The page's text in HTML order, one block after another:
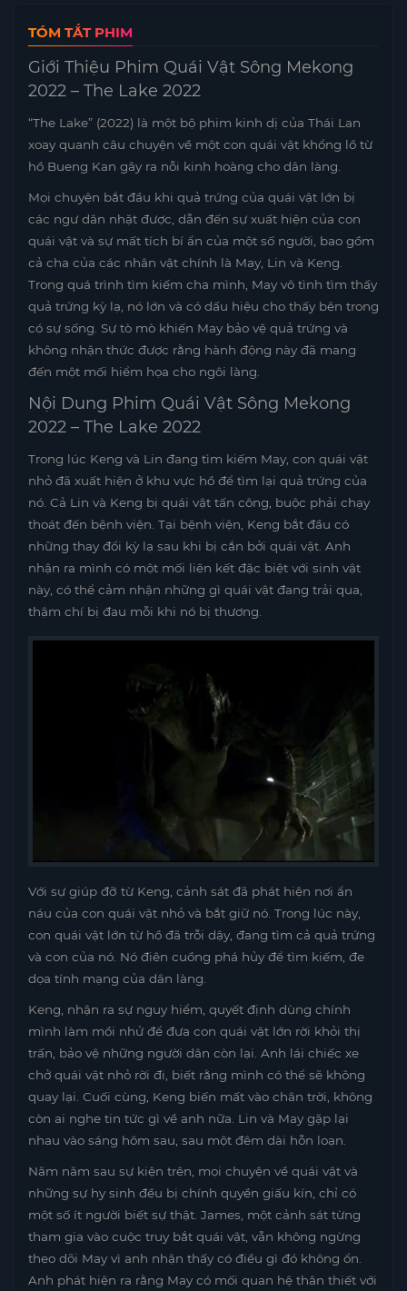
TÓM TẮT PHIM
Giới Thiệu Phim Quái Vật Sông Mekong
2022 – The Lake 2022
“The Lake” (2022) là một bộ phim kinh dị của Thái Lan
xoay quanh câu chuyện về một con quái vật khổng lồ từ
hồ Bueng Kan gây ra nỗi kinh hoàng cho dân làng.
Mọi chuyện bắt đầu khi quả trứng của quái vật lớn bị
các ngư dân nhặt được, dẫn đến sự xuất hiện của con
quái vật và sự mất tích bí ẩn của một số người, bao gồm
cả cha của các nhân vật chính là May, Lin và Keng.
Trong quá trình tìm kiếm cha mình, May vô tình tìm thấy
quả trứng kỳ lạ, nó lớn và có dấu hiệu cho thấy bên trong
có sự sống. Sự tò mò khiến May bảo vệ quả trứng và
không nhận thức được rằng hành động này đã mang
đến một mối hiểm họa cho ngôi làng.
Nội Dung Phim Quái Vật Sông Mekong
2022 – The Lake 2022
Trong lúc Keng và Lin đang tìm kiếm May, con quái vật
nhỏ đã xuất hiện ở khu vực hồ để tìm lại quả trứng của
nó. Cả Lin và Keng bị quái vật tấn công, buộc phải chạy
thoát đến bệnh viện. Tại bệnh viện, Keng bắt đầu có
những thay đổi kỳ lạ sau khi bị cắn bởi quái vật. Anh
nhận ra mình có một mối liên kết đặc biệt với sinh vật
này, có thể cảm nhận những gì quái vật đang trải qua,
thậm chí bị đau mỗi khi nó bị thương.
Với sự giúp đỡ từ Keng, cảnh sát đã phát hiện nơi ẩn
náu của con quái vật nhỏ và bắt giữ nó. Trong lúc này,
con quái vật lớn từ hồ đã trỗi dậy, đang tìm cả quả trứng
và con của nó. Nó điên cuồng phá hủy để tìm kiếm, đe
dọa tính mạng của dân làng.
Keng, nhận ra sự nguy hiểm, quyết định dùng chính
mình làm mồi nhử để đưa con quái vật lớn rời khỏi thị
trấn, bảo vệ những người dân còn lại. Anh lái chiếc xe
chở quái vật nhỏ rời đi, biết rằng mình có thể sẽ không
quay lại. Cuối cùng, Keng biến mất vào chân trời, không
còn ai nghe tin tức gì về anh nữa. Lin và May gặp lại
nhau vào sáng hôm sau, sau một đêm dài hỗn loạn.
Năm năm sau sự kiện trên, mọi chuyện về quái vật và
những sự hy sinh đều bị chính quyền giấu kín, chỉ có
một số ít người biết sự thật. James, một cảnh sát từng
tham gia vào cuộc truy bắt quái vật, vẫn không ngừng
theo dõi May vì anh nhận thấy có điều gì đó không ổn.
Anh phát hiện ra rằng May có mối quan hệ thân thiết với